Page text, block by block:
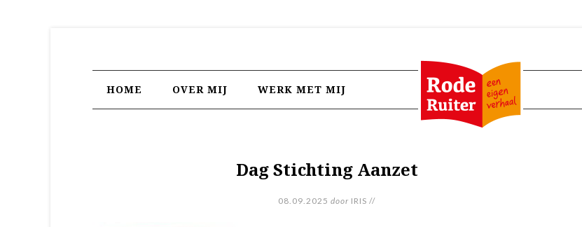
HOME OVER MIJ WERK MET MIJ
Dag Stichting Aanzet
08.09.2025 door IRIS //